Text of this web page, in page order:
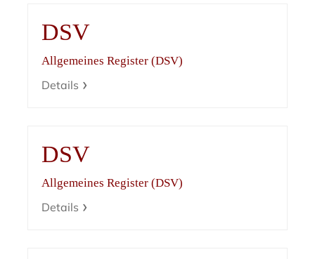
DSV
Allgemeines Register (DSV)
Details
DSV
Allgemeines Register (DSV)
Details